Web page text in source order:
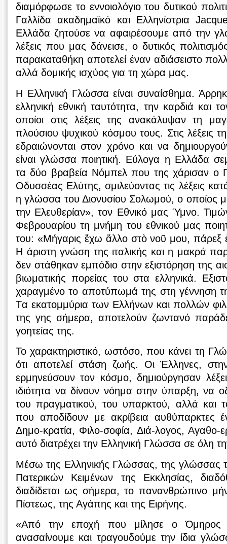
διαμόρφωσε το εννοιολόγιο του δυτικού
Γαλλίδα ακαδημαϊκό και Ελληνίστρια
Ελλάδα ζητούσε να αφαιρέσουμε από την
λέξεις που μας δάνεισε, ο δυτικός
παρακαταθήκη αποτελεί έναν αδιάσειστο
αλλά δομικής ισχύος για τη χώρα μας.
Η Ελληνική Γλώσσα είναι συναίσθημα.
ελληνική εθνική ταυτότητα, την καρδιά και
οποίοι στις λέξεις της ανακάλυψαν τη
πλούσιου ψυχικού κόσμου τους. Στις λέξεις
εδραιώνονται στον χρόνο και να
είναι γλώσσα ποιητική. Εύλογα η Ελλάδα
τα δύο βραβεία Νόμπελ που της χάρισαν ο
Οδυσσέας Ελύτης, σμιλεύοντας τις λέξεις
η γλώσσα του Διονυσίου Σολωμού, ο οποίος
την Ελευθερίαν», τον Εθνικό μας Ύμνο.
Φεβρουαρίου τη μνήμη του εθνικού μας
του: «Μήγαρις ἔχω ἄλλο στὸ νοῦ μου, πάρεξ
Η άριστη γνώση της ιταλικής και η μακρά
δεν στάθηκαν εμπόδιο στην εξιστόρηση της
βιωματικής πορείας του στα ελληνικά.
χαραγμένο το αποτύπωμά της στη γέννηση
Tα εκατομμύρια των Ελλήνων και πολλών
της γης σήμερα, αποτελούν ζωντανό
γοητείας της.
Το χαρακτηριστικό, ωστόσο, που κάνει τη
ότι αποτελεί στάση ζωής. Οι Έλληνες,
ερμηνεύσουν τον κόσμο, δημιούργησαν
ιδιότητα να δίνουν νόημα στην ύπαρξη, να
του πραγματικού, του υπαρκτού, αλλά και
που αποδίδουν με ακρίβεια αυθύπαρκτες
Δημο-κρατία, Φιλο-σοφία, Διά-λογος, Αγαθο-
αυτό διατρέχει την Ελληνική Γλώσσα σε όλη
Μέσω της Ελληνικής Γλώσσας, της γλώσσας
Πατερικών Κειμένων της Εκκλησίας,
διαδίδεται ως σήμερα, το πανανθρώπινο
Πίστεως, της Αγάπης και της Ειρήνης.
«Από την εποχή που μίλησε ο Όμηρος
ανασαίνουμε και τραγουδούμε την ίδια